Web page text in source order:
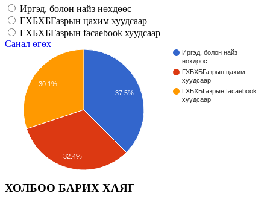
Иргэд, болон найз нөхдөөс
ГХБХБГазрын цахим хуудсаар
ГХБХБГазрын facaebook хуудсаар
Санал өгөх
Иргэд, болон найз
нөхдөөс
ГХБХБГазрын цахим
хуудсаар
ГХБХБГазрын facaebook
хуудсаар
37.5%
30.1%
32.4%
ХОЛБОО БАРИХ ХАЯГ